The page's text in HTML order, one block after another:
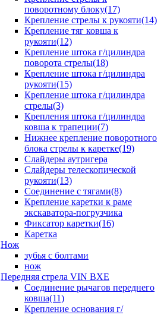
поворотному блоку(17)
Крепление стрелы к рукояти(14)
Крепление тяг ковша к
рукояти(12)
Крепление штока г/цилиндра
поворота стрелы(18)
Крепление штока г/цилиндра
рукояти(15)
Крепление штока г/цилиндра
стрелы(3)
Крепления штока г/цилиндра
ковша к трапеции(7)
Нижнее крепление поворотного
блока стрелы к каретке(19)
Слайдеры аутригера
Слайдеры телескопической
рукояти(13)
Соединение с тягами(8)
Крепление каретки к раме
экскаватора-погрузчика
Фиксатор каретки(16)
Каретка
Нож
зубья с болтами
нож
Передняя стрела VIN BXE
Cоединение рычагов переднего
ковша(11)
Крепление основания г/